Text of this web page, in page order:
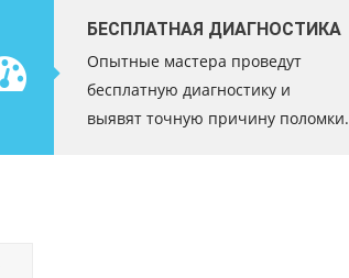
БЕСПЛАТНАЯ ДИАГНОСТИКА
Опытные мастера проведут
бесплатную диагностику и
выявят точную причину поломки.